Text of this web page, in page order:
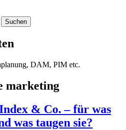
DAM, PIM etc.
marketing
& Co. – für was
was taugen sie?